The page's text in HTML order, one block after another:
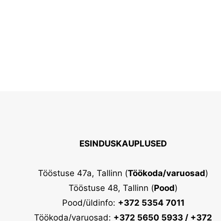
ESINDUSKAUPLUSED
Tööstuse 47a, Tallinn (Töökoda/varuosad)
Tööstuse 48, Tallinn (Pood)
Pood/üldinfo: +372 5354 7011
Töökoda/varuosad: +372 5650 5933 / +372